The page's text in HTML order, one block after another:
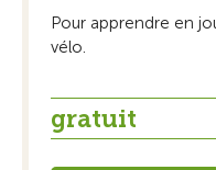
Pour apprendre en
vélo.
gratuit